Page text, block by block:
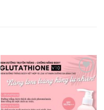
Add to
wishlist